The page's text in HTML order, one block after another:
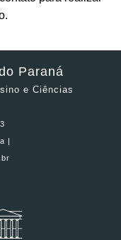
Paraná
e Ciências
|